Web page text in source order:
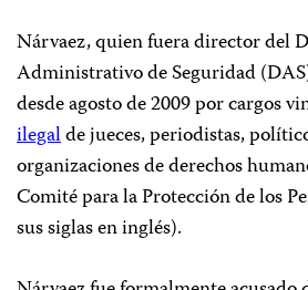
Nárvaez, quien fuera director del
Administrativo de Seguridad
desde agosto de 2009 por cargos
ilegalde jueces, periodistas,
organizaciones de derechos
Comité para la Protección de los
sus siglas en inglés).